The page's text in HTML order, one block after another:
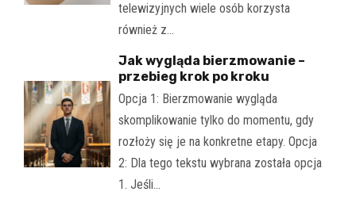
telewizyjnych wiele osób korzysta
również z…
Jak wygląda bierzmowanie –
przebieg krok po kroku
Opcja 1: Bierzmowanie wygląda
skomplikowanie tylko do momentu, gdy
rozłoży się je na konkretne etapy. Opcja
2: Dla tego tekstu wybrana została opcja
1. Jeśli…